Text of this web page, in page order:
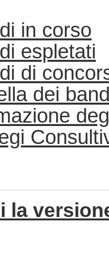
in corso
espletati
di
dei
la